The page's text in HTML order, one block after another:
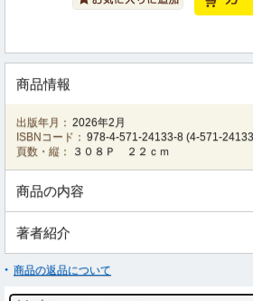
商品情報
出版年月： 2026年2月
ISBNコード： 978-4-571-24133-8 (4-571-
頁数・縦：
３０８Ｐ ２２ｃｍ
商品の内容
著者紹介
商品の返品について